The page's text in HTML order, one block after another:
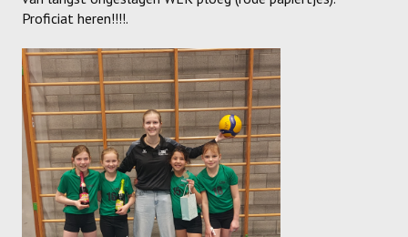
CLUBSHOP
LIVE SCORE
Proficiat heren!!!!.